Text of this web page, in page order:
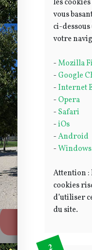
les
vous
ci-
votre
-Mozilla
- Google
-Internet
- Opera
- Safari
-iOs
-Android
-
Attention :
cookies
d’utiliser
du site.